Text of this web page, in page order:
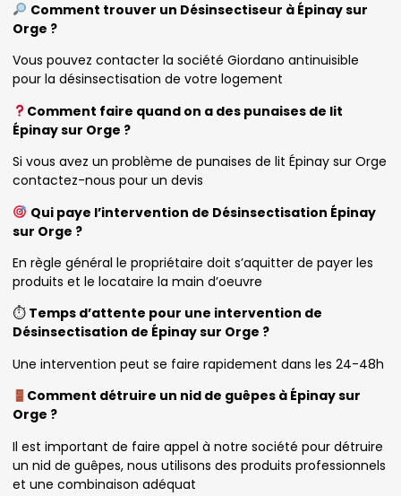
Comment trouver un Désinsectiseur à Épinay sur
Orge ?
Vous pouvez contacter la société Giordano antinuisible
pour la désinsectisation de votre logement
Comment faire quand on a des punaises de lit
Épinay sur Orge ?
Si vous avez un problème de punaises de lit Épinay sur Orge
contactez-nous pour un devis
Qui paye l’intervention de Désinsectisation Épinay
sur Orge ?
En règle général le propriétaire doit s’aquitter de payer les
produits et le locataire la main d’oeuvre
⏱ Temps d’attente pour une intervention de
Désinsectisation de Épinay sur Orge ?
Une intervention peut se faire rapidement dans les 24-48h
Comment détruire un nid de guêpes à Épinay sur
Orge ?
Il est important de faire appel à notre société pour détruire
un nid de guêpes, nous utilisons des produits professionnels
et une combinaison adéquat